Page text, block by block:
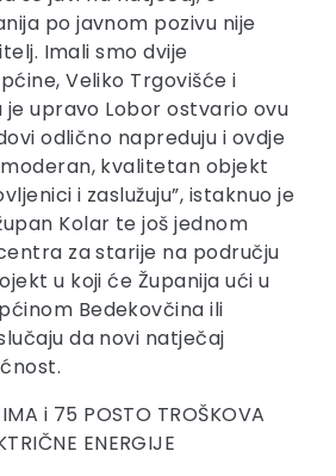
po javnom pozivu nije
Imali smo dvije
Veliko Trgovišće i
je upravo Lobor ostvario ovu
odlično napreduju i ovdje
kvalitetan objekt
i zaslužuju”, istaknuo je
Kolar te još jednom
za starije na području
u koji će Županija ući u
Bedekovčina ili
da novi natječaj
i 75 POSTO TROŠKOVA
ENERGIJE